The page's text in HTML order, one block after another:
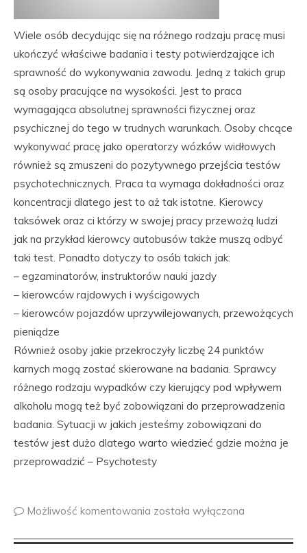
Wiele osób decydując się na różnego rodzaju pracę musi
ukończyć właściwe badania i testy potwierdzające ich
sprawność do wykonywania zawodu. Jedną z takich grup
są osoby pracujące na wysokości. Jest to praca
wymagająca absolutnej sprawności fizycznej oraz
psychicznej do tego w trudnych warunkach. Osoby chcące
wykonywać pracę jako operatorzy wózków widłowych
również są zmuszeni do pozytywnego przejścia testów
psychotechnicznych. Praca ta wymaga dokładności oraz
koncentracji dlatego jest to aż tak istotne. Kierowcy
taksówek oraz ci którzy w swojej pracy przewożą ludzi
jak na przykład kierowcy autobusów także muszą odbyć
taki test. Ponadto dotyczy to osób takich jak:
– egzaminatorów, instruktorów nauki jazdy
– kierowców rajdowych i wyścigowych
– kierowców pojazdów uprzywilejowanych, przewożących
pieniądze
Również osoby jakie przekroczyły liczbę 24 punktów
karnych mogą zostać skierowane na badania. Sprawcy
różnego rodzaju wypadków czy kierujący pod wpływem
alkoholu mogą też być zobowiązani do przeprowadzenia
badania. Sytuacji w jakich jesteśmy zobowiązani do
testów jest dużo dlatego warto wiedzieć gdzie można je
przeprowadzić – Psychotesty
Możliwość komentowania została wyłączona